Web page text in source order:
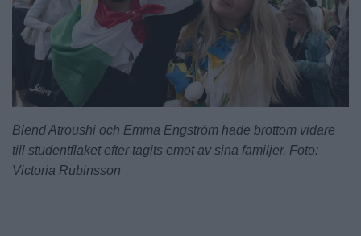
Blend Atroushi och Emma Engström hade brottom vidare
till studentflaket efter tagits emot av sina familjer. Foto:
Victoria Rubinsson